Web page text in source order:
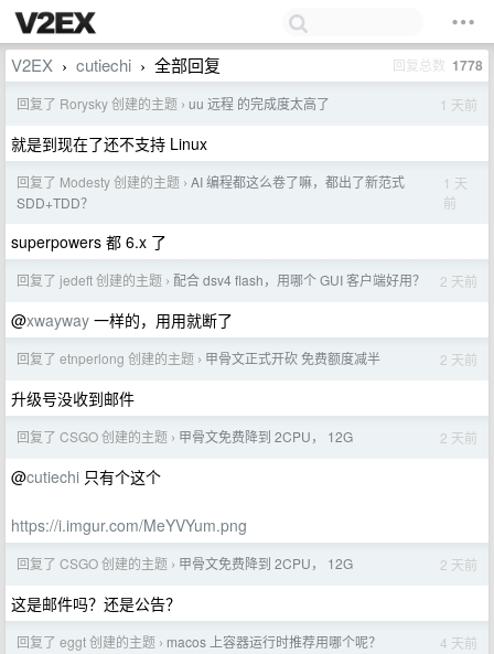
V2EX › cutiechi › 全部回复 回复总数 1778
回复了 Rorysky 创建的主题 › uu 远程 的完成度太高了 1 天前
就是到现在了还不支持 Linux
回复了 Modesty 创建的主题 › AI 编程都这么卷了嘛，都出了新范式
SDD+TDD？
1 天
前
superpowers 都 6.x 了
回复了 jedeft 创建的主题 › 配合 dsv4 flash，用哪个 GUI 客户端好用？ 2 天前
@xwayway 一样的，用用就断了
回复了 etnperlong 创建的主题 › 甲骨文正式开砍 免费额度减半 2 天前
升级号没收到邮件
回复了 CSGO 创建的主题 › 甲骨文免费降到 2CPU， 12G 2 天前
@cutiechi 只有个这个
https://i.imgur.com/MeYVYum.png
回复了 CSGO 创建的主题 › 甲骨文免费降到 2CPU， 12G 2 天前
这是邮件吗？还是公告？
回复了 eggt 创建的主题 › macos 上容器运行时推荐用哪个呢？ 4 天前